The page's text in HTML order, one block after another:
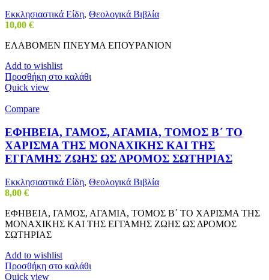
Εκκλησιαστικά Είδη, Θεολογικά Βιβλία
10,00 €
ΕΛΑΒΟΜΕΝ ΠΝΕΥΜΑ ΕΠΟΥΡΑΝΙΟΝ
Add to wishlist
Προσθήκη στο καλάθι
Quick view
Compare
ΕΦΗΒΕΙΑ, ΓΑΜΟΣ, ΑΓΑΜΙΑ, ΤΟΜΟΣ Β΄ ΤΟ
ΧΑΡΙΣΜΑ ΤΗΣ ΜΟΝΑΧΙΚΗΣ ΚΑΙ ΤΗΣ
ΕΓΓΑΜΗΣ ΖΩΗΣ ΩΣ ΔΡΟΜΟΣ ΣΩΤΗΡΙΑΣ
Εκκλησιαστικά Είδη, Θεολογικά Βιβλία
8,00 €
ΕΦΗΒΕΙΑ, ΓΑΜΟΣ, ΑΓΑΜΙΑ, ΤΟΜΟΣ Β΄ ΤΟ ΧΑΡΙΣΜΑ ΤΗΣ
ΜΟΝΑΧΙΚΗΣ ΚΑΙ ΤΗΣ ΕΓΓΑΜΗΣ ΖΩΗΣ ΩΣ ΔΡΟΜΟΣ
ΣΩΤΗΡΙΑΣ
Add to wishlist
Προσθήκη στο καλάθι
Quick view